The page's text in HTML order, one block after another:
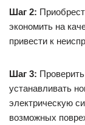
Шаг 2:
экономить на
привести к
Шаг 3:
устанавливать
электрическую
возможных